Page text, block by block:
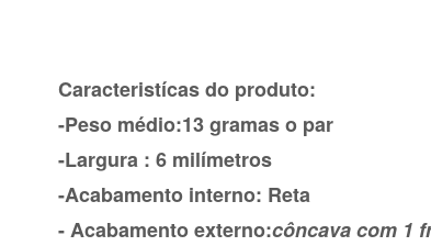
Caracteristícas do produto:
-Peso médio:13 gramas o par
-Largura : 6 milímetros
-Acabamento interno: Reta
- Acabamento externo:côncava com 1